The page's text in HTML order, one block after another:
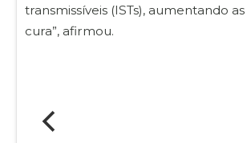
transmissíveis (ISTs), aumentando
cura”, afirmou.